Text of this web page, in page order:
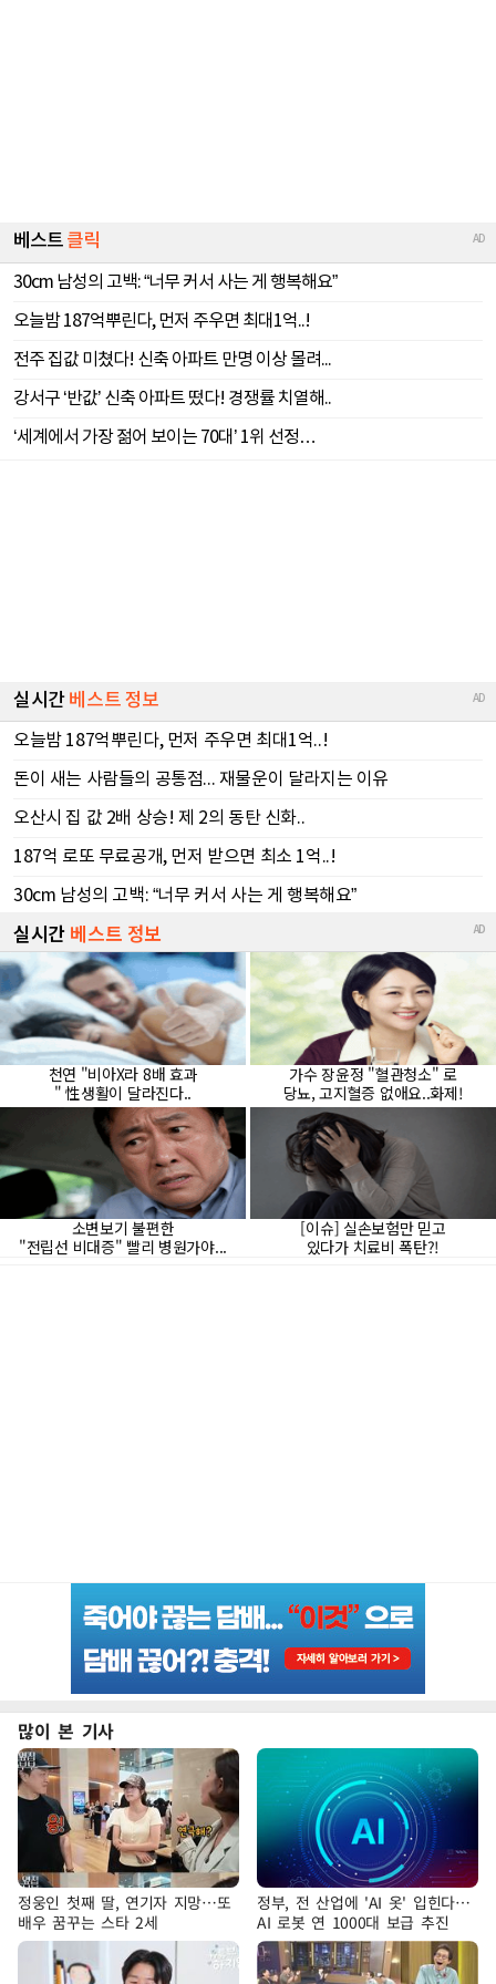
많이 본 기사
정웅인 첫째 딸, 연기자 지망…또
배우 꿈꾸는 스타 2세
정부, 전 산업에 'AI 옷' 입힌다…
AI 로봇 연 1000대 보급 추진